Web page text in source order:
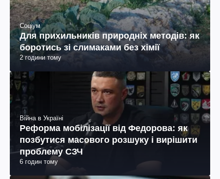
Соціум
Для прихильників природніх методів: як
боротись зі слимаками без хімії
2 години тому
Війна в Україні
Реформа мобілізації від Федорова: як
позбутися масового розшуку і вирішити
проблему СЗЧ
6 годин тому